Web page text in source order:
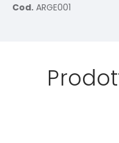
Cod. ARGE001